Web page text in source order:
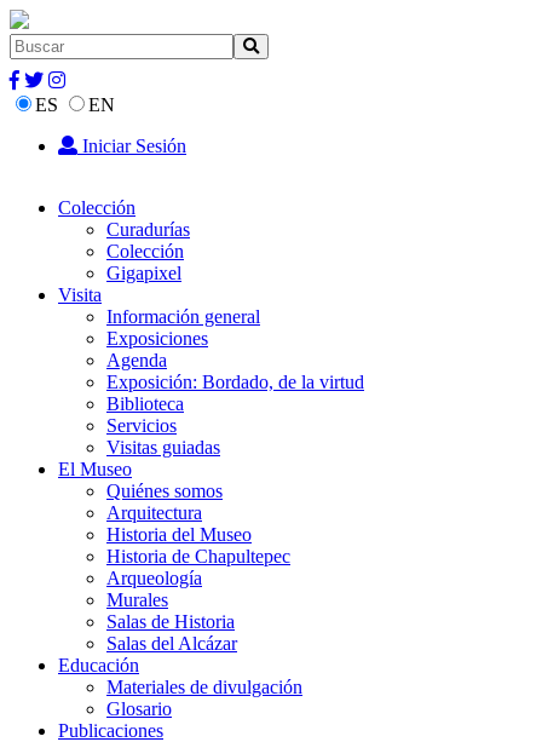
ES
EN
Iniciar Sesión
Colección
Curadurías
Colección
Gigapixel
Visita
Información general
Exposiciones
Agenda
Exposición: Bordado, de la virtud
Biblioteca
Servicios
Visitas guiadas
El Museo
Quiénes somos
Arquitectura
Historia del Museo
Historia de Chapultepec
Arqueología
Murales
Salas de Historia
Salas del Alcázar
Educación
Materiales de divulgación
Glosario
Publicaciones